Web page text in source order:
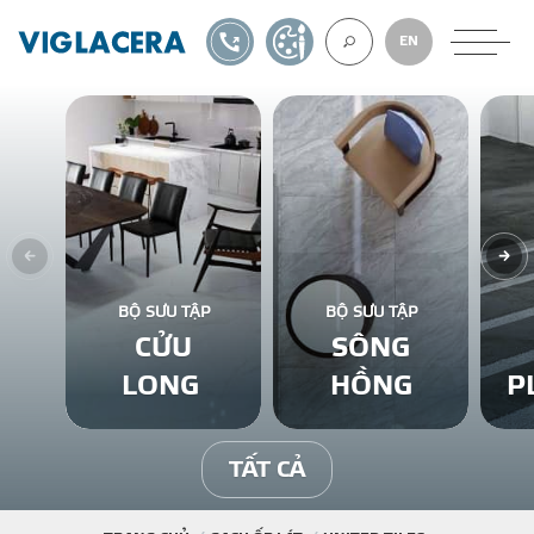
VỀ CHÚNG
GẠCH ỐP LÁT
BÊ TÔNG KHÍ
NGÓI LỢP
EN
1900561582TỰ THIẾT KẾ
BỘ SƯU TẬP
CỬU
LONG
BỘ SƯU TẬP
SÔNG
HỒNG
TẤT CẢ